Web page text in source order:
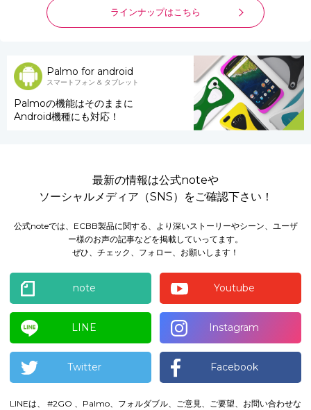
ラインナップはこちら
Palmo for android
スマートフォン & タブレット
Palmoの機能はそのままに
Android機種にも対応！
最新の情報は公式noteや
ソーシャルメディア（SNS）をご確認下さい！
公式noteでは、ECBB製品に関する、より深いストーリーやシーン、ユーザ
ー様のお声の記事などを掲載していってます。
ぜひ、チェック、フォロー、お願いします！
note Youtube
LINE Instagram
Twitter Facebook
LINEは、 #2GO 、Palmo、フォルダブル、ご意見、ご要望、お問い合わせな